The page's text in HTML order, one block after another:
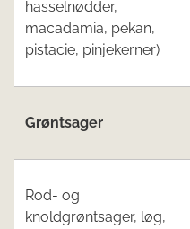
hasselnødder,
macadamia, pekan,
pistacie, pinjekerner)
Grøntsager
Rod- og
knoldgrøntsager, løg,